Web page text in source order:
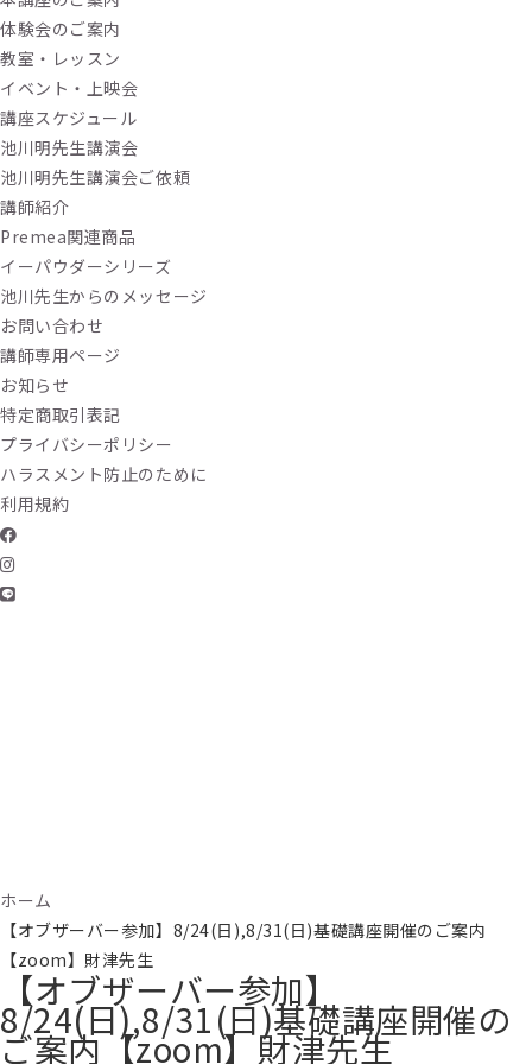
体験会のご案内
教室・レッスン
イベント・上映会
講座スケジュール
池川明先生講演会
池川明先生講演会ご依頼
講師紹介
Premea関連商品
イーパウダーシリーズ
池川先生からのメッセージ
お問い合わせ
講師専用ページ
お知らせ
特定商取引表記
プライバシーポリシー
ハラスメント防止のために
利用規約
ホーム
【オブザーバー参加】8/24(日),8/31(日)基礎講座開催のご案内
【zoom】財津先生
【オブザーバー参加】
8/24(日),8/31(日)基礎講座開催の
ご案内【zoom】財津先生